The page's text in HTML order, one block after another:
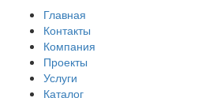
Главная
Контакты
Компания
Проекты
Услуги
Каталог